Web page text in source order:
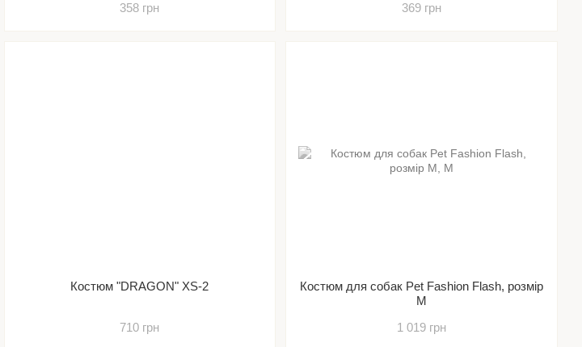
358 грн 369 грн
Костюм "DRAGON" XS-2
710 грн
Костюм для собак Pet Fashion Flash, розмір
М
1 019 грн